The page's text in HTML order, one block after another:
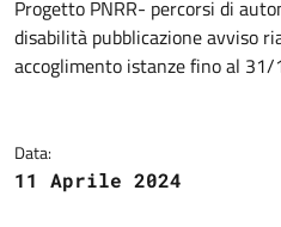
Dettagli del
Progetto PNRR- percorsi di
disabilità pubblicazione avviso
accoglimento istanze fino al
Data:
11 Aprile 2024